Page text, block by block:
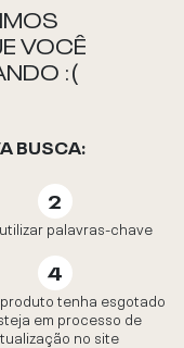
VOCÊ
:(
BUSCA:
palavras-chave
produto tenha esgotado
em processo de
no site